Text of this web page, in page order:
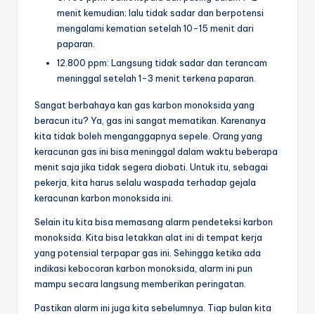
menit kemudian; lalu tidak sadar dan berpotensi
mengalami kematian setelah 10-15 menit dari
paparan.
12.800 ppm: Langsung tidak sadar dan terancam
meninggal setelah 1-3 menit terkena paparan.
Sangat berbahaya kan gas karbon monoksida yang
beracun itu? Ya, gas ini sangat mematikan. Karenanya
kita tidak boleh menganggapnya sepele. Orang yang
keracunan gas ini bisa meninggal dalam waktu beberapa
menit saja jika tidak segera diobati. Untuk itu, sebagai
pekerja, kita harus selalu waspada terhadap gejala
keracunan karbon monoksida ini.
Selain itu kita bisa memasang alarm pendeteksi karbon
monoksida. Kita bisa letakkan alat ini di tempat kerja
yang potensial terpapar gas ini. Sehingga ketika ada
indikasi kebocoran karbon monoksida, alarm ini pun
mampu secara langsung memberikan peringatan.
Pastikan alarm ini juga kita sebelumnya. Tiap bulan kita